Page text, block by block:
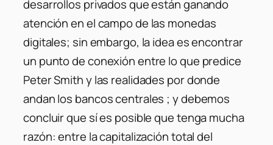
desarrollos privados que están ganando
atención en el campo de las monedas
digitales; sin embargo, la idea es encontrar
un punto de conexión entre lo que predice
Peter Smith y las realidades por donde
andan los bancos centrales ; y debemos
concluir que sí es posible que tenga mucha
razón: entre la capitalización total del